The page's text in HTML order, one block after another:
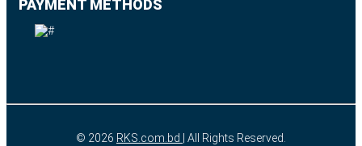
PAYMENT METHODS
© 2026 RKS.com.bd | All Rights Reserved.